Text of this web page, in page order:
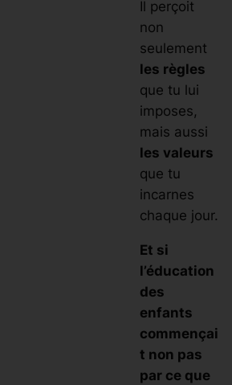
Il perçoit
non
seulement
les règles
que tu lui
imposes,
mais aussi
les valeurs
que tu
incarnes
chaque jour.
Et si
l’éducation
des
enfants
commençai
t non pas
par ce que